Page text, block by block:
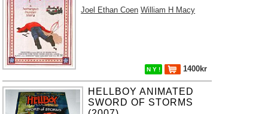
Joel Ethan Coen William H Macy
N Y ! 1400kr
HELLBOY ANIMATED
SWORD OF STORMS